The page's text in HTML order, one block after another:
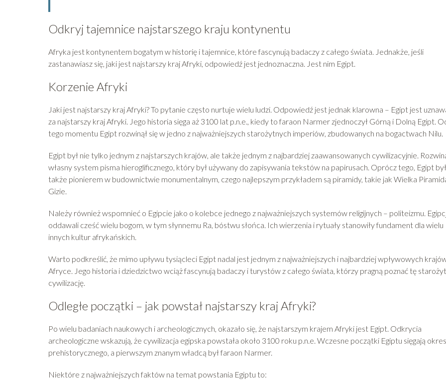
Odkryj tajemnice najstarszego kraju kontynentu
Afryka jest kontynentem bogatym w historię i tajemnice, które fascynują badaczy z całego świata. Jednakże, jeśli
zastanawiasz się, jaki jest najstarszy kraj Afryki, odpowiedź jest jednoznaczna. Jest nim Egipt.
Korzenie Afryki
Jaki jest najstarszy kraj Afryki? To pytanie często nurtuje wielu ludzi. Odpowiedź jest jednak klarowna – Egipt jest
za najstarszy kraj Afryki. Jego historia sięga aż 3100 lat p.n.e., kiedy to faraon Narmer zjednoczył Górną i Dolną Egipt.
tego momentu Egipt rozwinął się w jedno z najważniejszych starożytnych imperiów, zbudowanych na bogactwach Nilu.
Egipt był nie tylko jednym z najstarszych krajów, ale także jednym z najbardziej zaawansowanych cywilizacyjnie.
własny system pisma hieroglificznego, który był używany do zapisywania tekstów na papirusach. Oprócz tego, Egipt był
także pionierem w budownictwie monumentalnym, czego najlepszym przykładem są piramidy, takie jak Wielka
Gizie.
Należy również wspomnieć o Egipcie jako o kolebce jednego z najważniejszych systemów religijnych – politeizmu.
oddawali cześć wielu bogom, w tym słynnemu Ra, bóstwu słońca. Ich wierzenia i rytuały stanowiły fundament dla wielu
innych kultur afrykańskich.
Warto podkreślić, że mimo upływu tysiącleci Egipt nadal jest jednym z najważniejszych i najbardziej wpływowych
Afryce. Jego historia i dziedzictwo wciąż fascynują badaczy i turystów z całego świata, którzy pragną poznać tę
cywilizację.
Odległe początki – jak powstał najstarszy kraj Afryki?
Po wielu badaniach naukowych i archeologicznych, okazało się, że najstarszym krajem Afryki jest Egipt. Odkrycia
archeologiczne wskazują, że cywilizacja egipska powstała około 3100 roku p.n.e. Wczesne początki Egiptu sięgają
prehistorycznego, a pierwszym znanym władcą był faraon Narmer.
Niektóre z najważniejszych faktów na temat powstania Egiptu to: